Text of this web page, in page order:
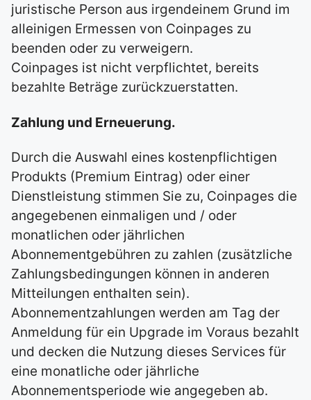
juristische Person aus irgendeinem Grund im
alleinigen Ermessen von Coinpages zu
beenden oder zu verweigern.
Coinpages ist nicht verpflichtet, bereits
bezahlte Beträge zurückzuerstatten.
Zahlung und Erneuerung.
Durch die Auswahl eines kostenpflichtigen
Produkts (Premium Eintrag) oder einer
Dienstleistung stimmen Sie zu, Coinpages die
angegebenen einmaligen und / oder
monatlichen oder jährlichen
Abonnementgebühren zu zahlen (zusätzliche
Zahlungsbedingungen können in anderen
Mitteilungen enthalten sein).
Abonnementzahlungen werden am Tag der
Anmeldung für ein Upgrade im Voraus bezahlt
und decken die Nutzung dieses Services für
eine monatliche oder jährliche
Abonnementsperiode wie angegeben ab.